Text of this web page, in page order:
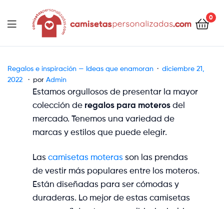
Camisetaspersonalizadas.com
0
Regalos e inspiración — Ideas que enamoran
diciembre 21,
2022
por Admin
Estamos orgullosos de presentar la mayor
colección de regalos para moteros del
mercado. Tenemos una variedad de
marcas y estilos que puede elegir.
Las camisetas moteras son las prendas
de vestir más populares entre los moteros.
Están diseñadas para ser cómodas y
duraderas. Lo mejor de estas camisetas